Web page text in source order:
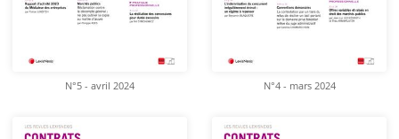
N°5 - avril 2024 N°4 - mars 2024